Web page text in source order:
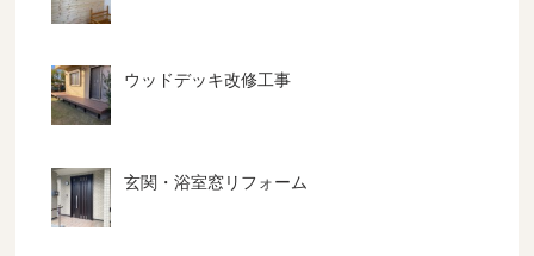
ウッドデッキ改修工事
玄関・浴室窓リフォーム